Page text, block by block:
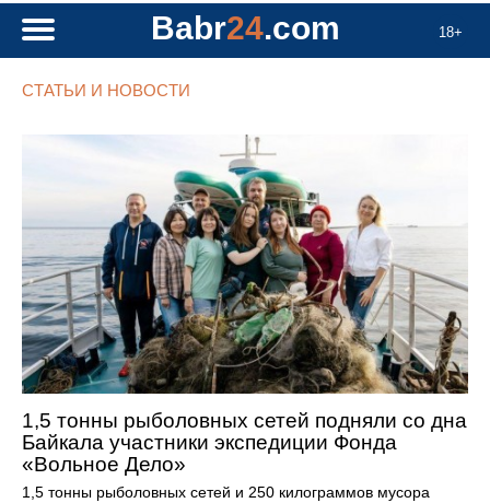
18+
Babr24.com
СТАТЬИ И НОВОСТИ
1,5 тонны рыболовных сетей подняли со дна
Байкала участники экспедиции Фонда
«Вольное Дело»
1,5 тонны рыболовных сетей и 250 килограммов мусора